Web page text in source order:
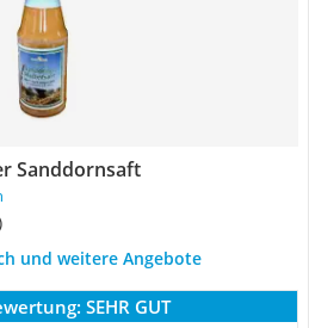
Sanddornsaft
und weitere Angebote
SEHR GUT